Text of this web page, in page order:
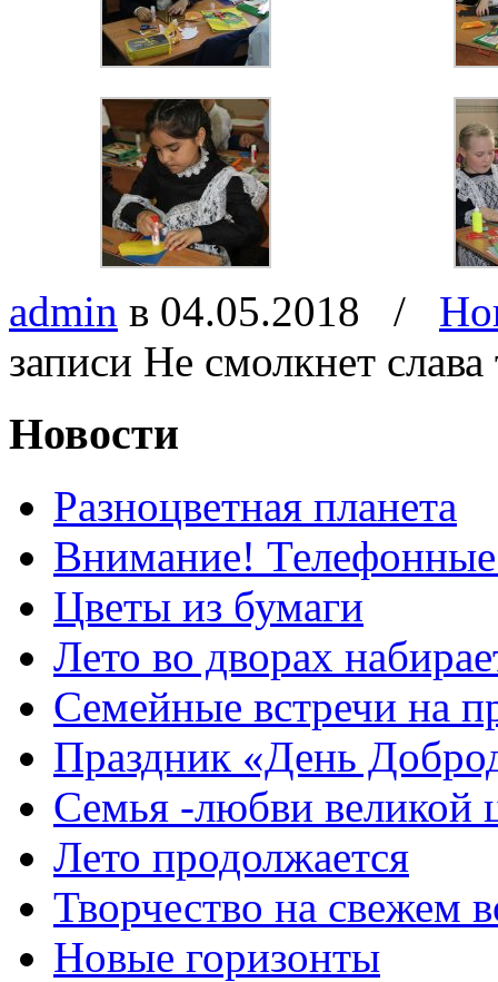
admin в 04.05.2018 /
записи Не смолкнет
Новости
Разноцветная планета
Внимание!
Цветы из бумаги
Лето во дворах
Семейные встречи на
Праздник «День
Семья -любви великой
Лето продолжается
Творчество на свежем
Новые горизонты